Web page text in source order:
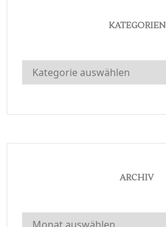
KATEGORIEN
Kategorien
ARCHIV
Archiv